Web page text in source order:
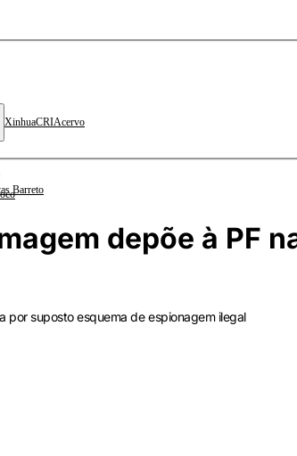
Barreto
XinhuaCRIAcervo
depõe à PF
por suposto esquema de espionagem ilegal